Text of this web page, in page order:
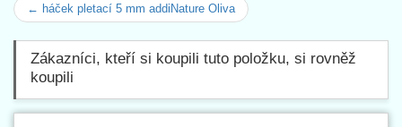
← háček pletací 5 mm addiNature Oliva
Zákazníci, kteří si koupili tuto položku, si rovněž
koupili